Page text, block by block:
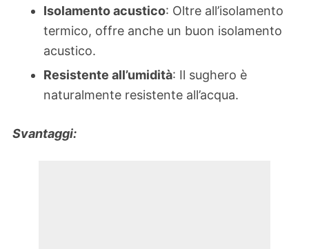
Isolamento acustico: Oltre all’isolamento
termico, offre anche un buon isolamento
acustico.
Resistente all’umidità: Il sughero è
naturalmente resistente all’acqua.
Svantaggi: